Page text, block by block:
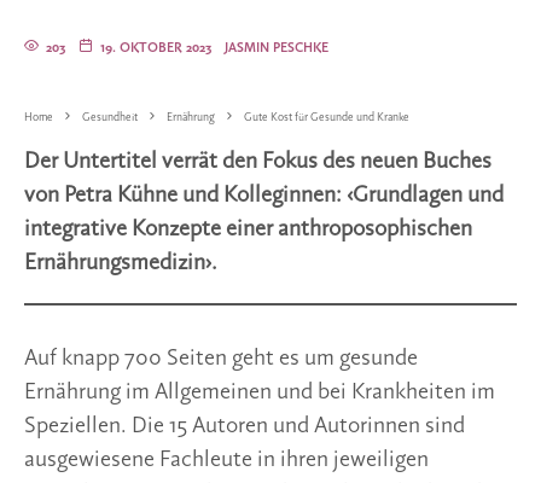
JASMIN PESCHKE
19. OKTOBER 2023
203
Home Gesundheit Ernährung Gute Kost für Gesunde und Kranke
Der Untertitel verrät den Fokus des neuen Buches
von Petra Kühne und Kolleginnen: ‹Grundlagen und
integrative Konzepte einer anthroposophischen
Ernährungsmedizin›.
Auf knapp 700 Seiten geht es um gesunde
Ernährung im Allgemeinen und bei Krankheiten im
Speziellen. Die 15 Autoren und Autorinnen sind
ausgewiesene Fachleute in ihren jeweiligen